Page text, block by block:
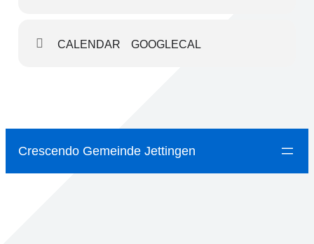
CALENDAR GOOGLECAL
Crescendo Gemeinde Jettingen